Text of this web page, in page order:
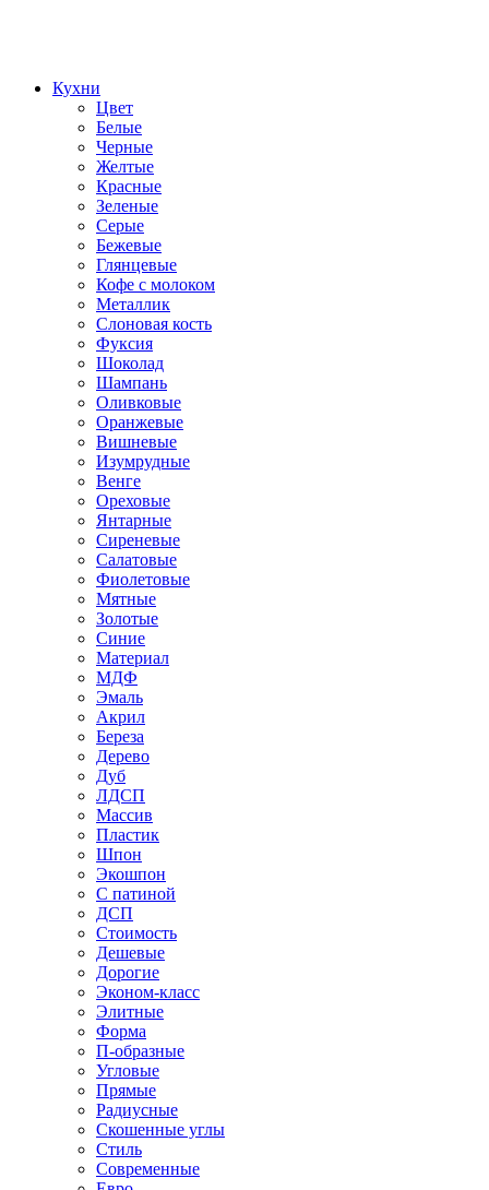
Кухни
Цвет
Белые
Черные
Желтые
Красные
Зеленые
Серые
Бежевые
Глянцевые
Кофе с молоком
Металлик
Слоновая кость
Фуксия
Шоколад
Шампань
Оливковые
Оранжевые
Вишневые
Изумрудные
Венге
Ореховые
Янтарные
Сиреневые
Салатовые
Фиолетовые
Мятные
Золотые
Синие
Материал
МДФ
Эмаль
Акрил
Береза
Дерево
Дуб
ЛДСП
Массив
Пластик
Шпон
Экошпон
С патиной
ДСП
Стоимость
Дешевые
Дорогие
Эконом-класс
Элитные
Форма
П-образные
Угловые
Прямые
Радиусные
Скошенные углы
Стиль
Современные